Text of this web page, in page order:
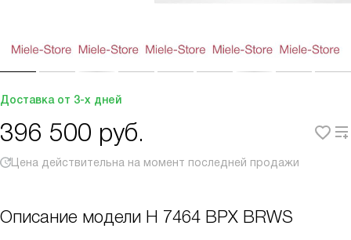
Доставка от 3-х дней
396 500 руб.
Цена действительна на момент последней продажи
Описание модели H 7464 BPX BRWS